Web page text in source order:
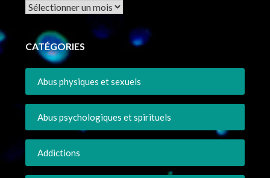
Archives
CATÉGORIES
Abus physiques et sexuels
Abus psychologiques et spirituels
Addictions